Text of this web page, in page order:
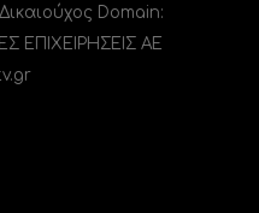
Domain:
ΕΠΙΧΕΙΡΗΣΕΙΣ ΑΕ